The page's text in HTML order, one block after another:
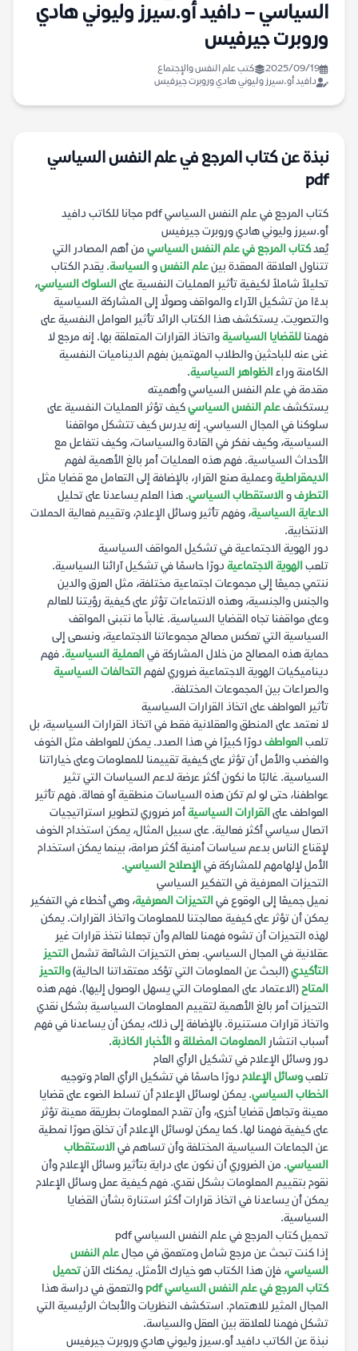
السياسي – دافيد أو.سيرز وليوني هادي
وروبرت جيرفيس
2025/09/19
كتب علم النفس والإجتماع
دافيد أو.سيرز وليوني هادي وروبرت جيرفيس
نبذة عن كتاب المرجع في علم النفس السياسي
pdf
كتاب المرجع في علم النفس السياسي pdf مجانا للكاتب دافيد
أو.سيرز وليوني هادي وروبرت جيرفيس
يُعدكتاب المرجع في علم النفس السياسي من أهم المصادر التي
تتناول العلاقة المعقدة بينعلم النفسوالسياسة. يقدم الكتاب
تحليلاً شاملاً لكيفية تأثير العمليات النفسية علىالسلوك السياسي،
بدءًا من تشكيل الآراء والمواقف وصولًا إلى المشاركة السياسية
والتصويت. يستكشف هذا الكتاب الرائد تأثير العوامل النفسية على
فهمنا للقضايا السياسيةواتخاذ القرارات المتعلقة بها. إنه مرجع لا
غنى عنه للباحثين والطلاب المهتمين بفهم الديناميات النفسية
الكامنة وراءالظواهر السياسية.
مقدمة في علم النفس السياسي وأهميته
يستكشفعلم النفس السياسيكيف تؤثر العمليات النفسية على
سلوكنا في المجال السياسي. إنه يدرس كيف تتشكل مواقفنا
السياسية، وكيف نفكر في القادة والسياسات، وكيف نتفاعل مع
الأحداث السياسية. فهم هذه العمليات أمر بالغ الأهمية لفهم
الديمقراطيةوعملية صنع القرار، بالإضافة إلى التعامل مع قضايا مثل
التطرفوالاستقطاب السياسي. هذا العلم يساعدنا على تحليل
الدعاية السياسية، وفهم تأثير وسائل الإعلام، وتقييم فعالية الحملات
الانتخابية.
دور الهوية الاجتماعية في تشكيل المواقف السياسية
تلعبالهوية الاجتماعية دورًا حاسمًا في تشكيل آرائنا السياسية.
ننتمي جميعًا إلى مجموعات اجتماعية مختلفة، مثل العرق والدين
والجنس والجنسية، وهذه الانتماءات تؤثر على كيفية رؤيتنا للعالم
وعلى مواقفنا تجاه القضايا السياسية. غالباً ما نتبنى المواقف
السياسية التي تعكس مصالح مجموعاتنا الاجتماعية، ونسعى إلى
حماية هذه المصالح من خلال المشاركة فيالعملية السياسية. فهم
ديناميكيات الهوية الاجتماعية ضروري لفهمالتحالفات السياسية
والصراعات بين المجموعات المختلفة.
تأثير العواطف على اتخاذ القرارات السياسية
لا نعتمد على المنطق والعقلانية فقط في اتخاذ القرارات السياسية، بل
تلعبالعواطف دورًا كبيرًا في هذا الصدد. يمكن للعواطف مثل الخوف
والغضب والأمل أن تؤثر على كيفية تقييمنا للمعلومات وعلى خياراتنا
السياسية. غالبًا ما نكون أكثر عرضة لدعم السياسات التي تثير
عواطفنا، حتى لو لم تكن هذه السياسات منطقية أو فعالة. فهم تأثير
العواطف علىالقرارات السياسيةأمر ضروري لتطوير استراتيجيات
اتصال سياسي أكثر فعالية. على سبيل المثال، يمكن استخدام الخوف
لإقناع الناس بدعم سياسات أمنية أكثر صرامة، بينما يمكن استخدام
الأمل لإلهامهم للمشاركة فيالإصلاح السياسي.
التحيزات المعرفية في التفكير السياسي
نميل جميعًا إلى الوقوع فيالتحيزات المعرفية، وهي أخطاء في التفكير
يمكن أن تؤثر على كيفية معالجتنا للمعلومات واتخاذ القرارات. يمكن
لهذه التحيزات أن تشوه فهمنا للعالم وأن تجعلنا نتخذ قرارات غير
عقلانية في المجال السياسي. بعض التحيزات الشائعة تشملالتحيز
التأكيدي(البحث عن المعلومات التي تؤكد معتقداتنا الحالية)والتحيز
المتاح(الاعتماد على المعلومات التي يسهل الوصول إليها). فهم هذه
التحيزات أمر بالغ الأهمية لتقييم المعلومات السياسية بشكل نقدي
واتخاذ قرارات مستنيرة. بالإضافة إلى ذلك، يمكن أن يساعدنا في فهم
أسباب انتشار المعلومات المضللةوالأخبار الكاذبة.
دور وسائل الإعلام في تشكيل الرأي العام
تلعبوسائل الإعلام دورًا حاسمًا في تشكيل الرأي العام وتوجيه
الخطاب السياسي. يمكن لوسائل الإعلام أن تسلط الضوء على قضايا
معينة وتجاهل قضايا أخرى، وأن تقدم المعلومات بطريقة معينة تؤثر
على كيفية فهمنا لها. كما يمكن لوسائل الإعلام أن تخلق صورًا نمطية
عن الجماعات السياسية المختلفة وأن تساهم فيالاستقطاب
السياسي. من الضروري أن نكون على دراية بتأثير وسائل الإعلام وأن
نقوم بتقييم المعلومات بشكل نقدي. فهم كيفية عمل وسائل الإعلام
يمكن أن يساعدنا في اتخاذ قرارات أكثر استنارة بشأن القضايا
السياسية.
تحميل كتاب المرجع في علم النفس السياسي pdf
إذا كنت تبحث عن مرجع شامل ومتعمق في مجالعلم النفس
السياسي، فإن هذا الكتاب هو خيارك الأمثل. يمكنك الآنتحميل
كتاب المرجع في علم النفس السياسي pdf
والتعمق في دراسة هذا
المجال المثير للاهتمام. استكشف النظريات والأبحاث الرئيسية التي
تشكل فهمنا للعلاقة بين العقل والسياسة.
نبذة عن الكاتب دافيد أو.سيرز وليوني هادي وروبرت جيرفيس